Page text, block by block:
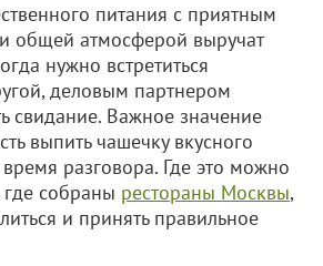
питания с приятным
общей атмосферой выручат
нужно встретиться
деловым партнером
свидание. Важное значение
выпить чашечку вкусного
разговора. Где это можно
где собраны рестораны Москвы,
и принять правильное